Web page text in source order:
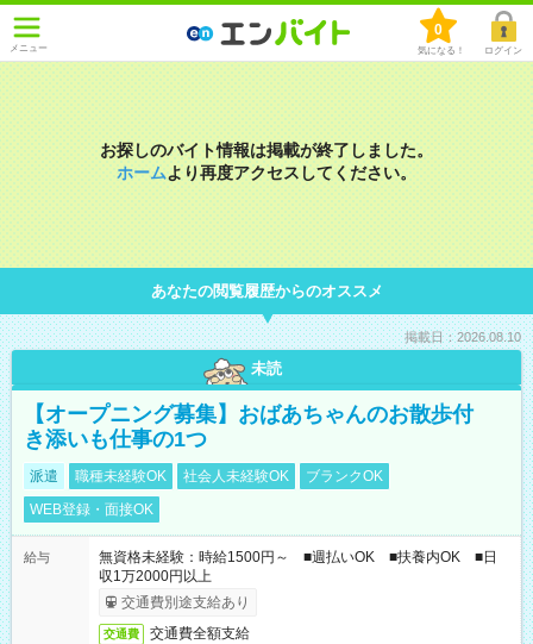
メニュー
0
気になる！ ログイン
お探しのバイト情報は掲載が終了しました。
ホームより再度アクセスしてください。
あなたの閲覧履歴からのオススメ
掲載日：2026.08.10
未読
【オープニング募集】おばあちゃんのお散歩付
き添いも仕事の1つ
派遣 職種未経験OK 社会人未経験OK
ブランクOK
WEB登録・面接OK
給与
無資格未経験：時給1500円～ ■週払いOK ■扶養内OK ■日
収1万2000円以上
交通費別途支給あり
交通費 交通費全額支給